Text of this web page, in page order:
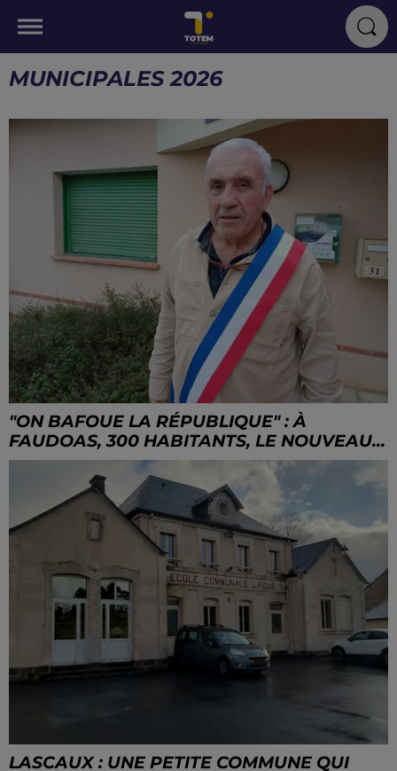
MUNICIPALES 2026
"ON BAFOUE LA RÉPUBLIQUE" : À
FAUDOAS, 300 HABITANTS, LE NOUVEAU...
LASCAUX : UNE PETITE COMMUNE QUI